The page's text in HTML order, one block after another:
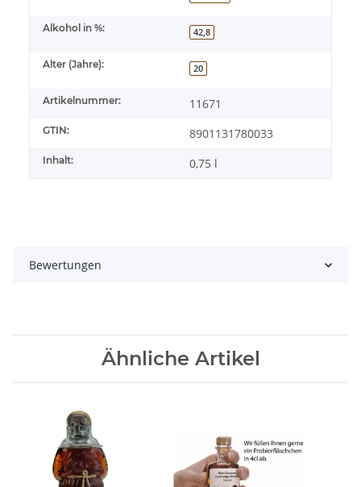
Alkohol in %: 42,8
Alter (Jahre): 20
Artikelnummer: 11671
GTIN: 8901131780033
Inhalt: 0,75 l
Bewertungen
Ähnliche Artikel